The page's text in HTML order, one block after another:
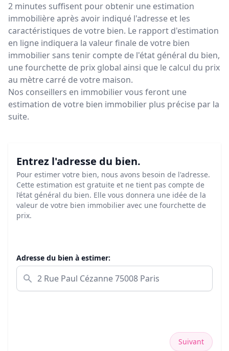
2 minutes suffisent pour obtenir une estimation
immobilière après avoir indiqué l'adresse et les
caractéristiques de votre bien. Le rapport d'estimation
en ligne indiquera la valeur finale de votre bien
immobilier sans tenir compte de l'état général du bien,
une fourchette de prix global ainsi que le calcul du prix
au mètre carré de votre maison.
Nos conseillers en immobilier vous feront une
estimation de votre bien immobilier plus précise par la
suite.
Entrez l'adresse du bien.
Pour estimer votre bien, nous avons besoin de l'adresse.
Cette estimation est gratuite et ne tient pas compte de
l’état général du bien. Elle vous donnera une idée de la
valeur de votre bien immobilier avec une fourchette de
prix.
Adresse du bien à estimer:
Suivant